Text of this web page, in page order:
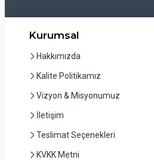
Kurumsal
Hakkımızda
Kalite Politikamız
Vizyon & Misyonumuz
İletişim
Teslimat Seçenekleri
KVKK Metni